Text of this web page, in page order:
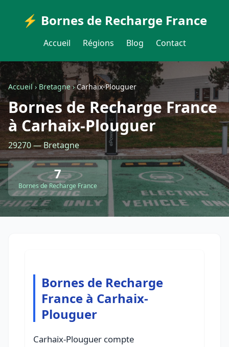
⚡ Bornes de Recharge France
Accueil Régions Blog Contact
Accueil›Bretagne›Carhaix-Plouguer
Bornes de Recharge France
à Carhaix-Plouguer
29270 — Bretagne
7
Bornes de Recharge France
Bornes de Recharge
France à Carhaix-
Plouguer
Carhaix-Plouguer compte